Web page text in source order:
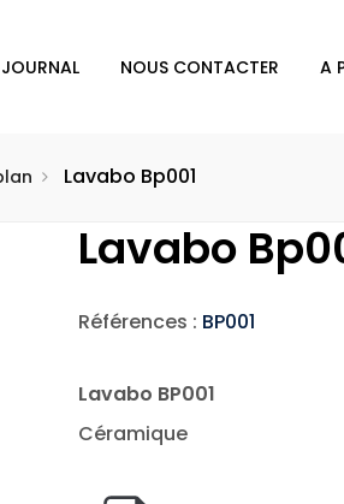
JOURNAL NOUS CONTACTER A
Lavabo Bp001
Lavabo
Références : BP001
Lavabo BP001
Céramique